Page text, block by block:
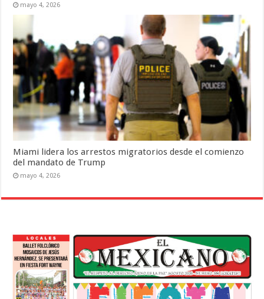
mayo 4, 2026
Miami lidera los arrestos migratorios desde el comienzo
del mandato de Trump
mayo 4, 2026